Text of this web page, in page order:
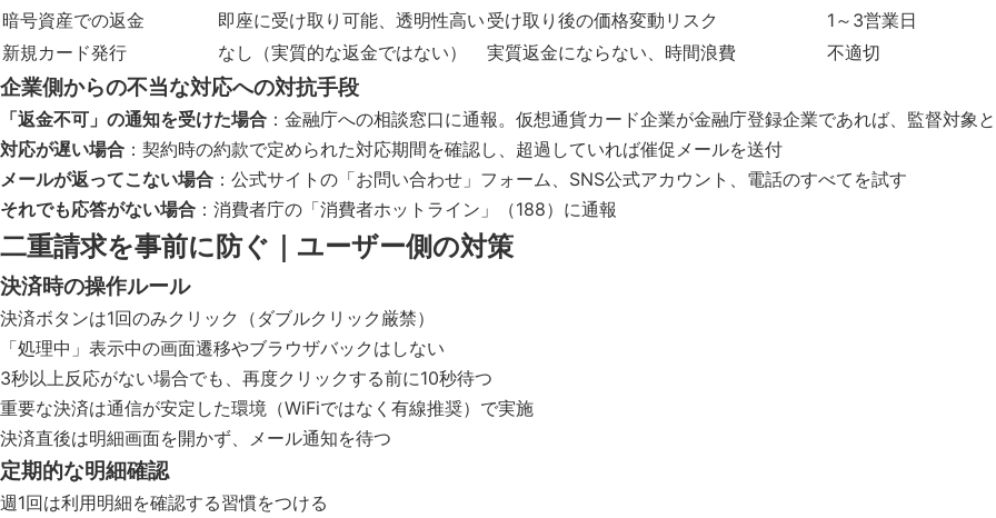
暗号資産での返金
即座に受け取り可能、透明性高い 受け取り後の価格変動リスク
1～3営業日
新規カード発行
なし（実質的な返金ではない） 実質返金にならない、時間浪費 不適切
企業側からの不当な対応への対抗手段
「返金不可」の通知を受けた場合 ：金融庁への相談窓口に通報。仮想通貨カード企業が金融庁登録企業であれば、監督対象
対応が遅い場合 ：契約時の約款で定められた対応期間を確認し、超過していれば催促メールを送付
メールが返ってこない場合 ：公式サイトの「お問い合わせ」フォーム、SNS公式アカウント、電話のすべてを試す
それでも応答がない場合 ：消費者庁の「消費者ホットライン」（188）に通報
二重請求を事前に防ぐ｜ユーザー側の対策
決済時の操作ルール
決済ボタンは1回のみクリック（ダブルクリック厳禁）
「処理中」表示中の画面遷移やブラウザバックはしない
3秒以上反応がない場合でも、再度クリックする前に10秒待つ
重要な決済は通信が安定した環境（WiFiではなく有線推奨）で実施
決済直後は明細画面を開かず、メール通知を待つ
定期的な明細確認
週1回は利用明細を確認する習慣をつける